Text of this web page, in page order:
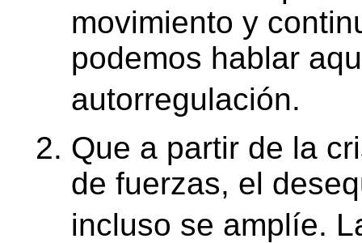
movimiento y
podemos hablar
autorregulación.
Que a partir de la
de fuerzas, el
incluso se amplíe.